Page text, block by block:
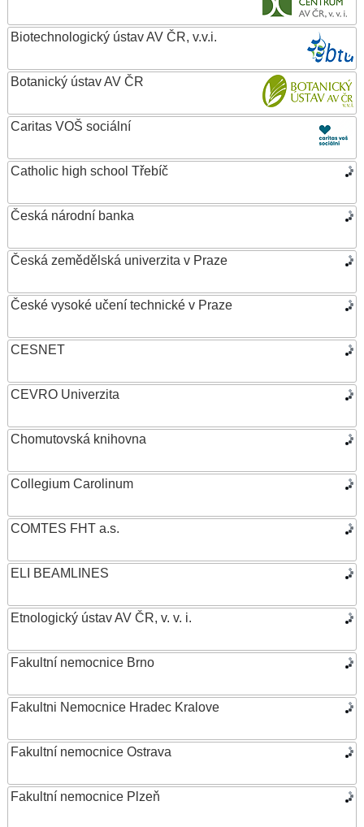
Biotechnologický ústav AV ČR, v.v.i.
Botanický ústav AV ČR
Caritas VOŠ sociální
Catholic high school Třebíč
Česká národní banka
Česká zemědělská univerzita v Praze
České vysoké učení technické v Praze
CESNET
CEVRO Univerzita
Chomutovská knihovna
Collegium Carolinum
COMTES FHT a.s.
ELI BEAMLINES
Etnologický ústav AV ČR, v. v. i.
Fakultní nemocnice Brno
Fakultni Nemocnice Hradec Kralove
Fakultní nemocnice Ostrava
Fakultní nemocnice Plzeň